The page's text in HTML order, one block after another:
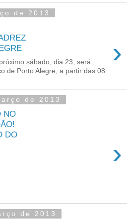
de 2013
›
sábado, dia 23, será
de Porto Alegre, a partir das 08
de 2013
NO
DO
›
de 2013